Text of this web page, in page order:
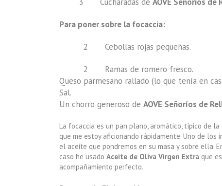
3 Cucharadas de AOVE Señorios de
Para poner sobre la focaccia:
2 Cebollas rojas pequeñas.
2 Ramas de romero fresco.
Queso parmesano rallado (lo que tenía en
Sal.
Un chorro generoso de AOVE Señoríos de
La focaccia es un pan plano, aromático, típico de
que me estoy aficionando rápidamente. Uno de
el aceite que pondremos en su masa y sobre ella.
caso he usado Aceite de Oliva Virgen Extra que es
acompañamiento perfecto.